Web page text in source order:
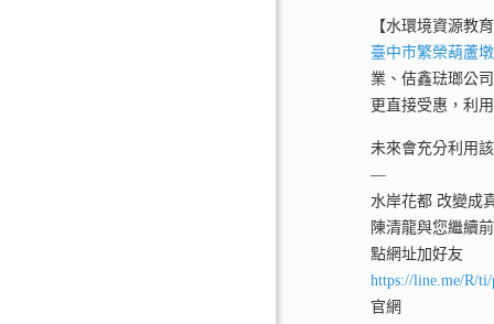
【水環境資源教
臺中市繁榮葫蘆
業、佶鑫琺瑯公
更直接受惠，利
未來會充分利用
—
水岸花都 改變成
陳清龍與您繼續
點網址加好友
https://line.me/R/
官網